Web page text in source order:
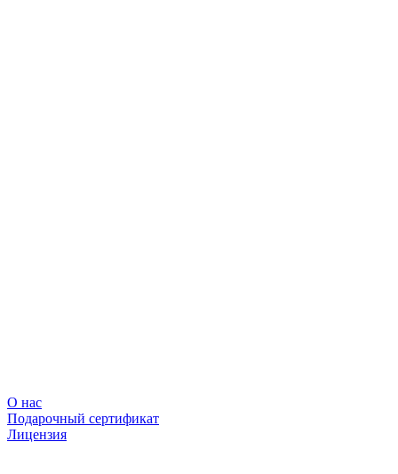
О нас
Подарочный сертификат
Лицензия